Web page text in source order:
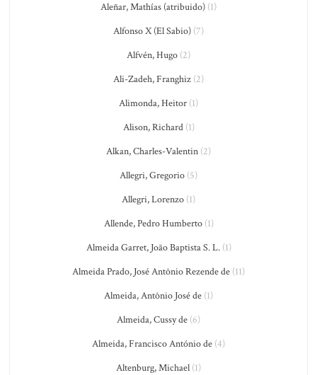
Aleñar, Mathías (atribuido) (1)
Alfonso X (El Sabio) (7)
Alfvén, Hugo (2)
Ali-Zadeh, Franghiz (2)
Alimonda, Heitor (1)
Alison, Richard(1)
Alkan, Charles-Valentin (2)
Allegri, Gregorio (5)
Allegri, Lorenzo (1)
Allende, Pedro Humberto(1)
Almeida Garret, João Baptista S. L.(1)
Almeida Prado, José Antônio Rezende de (11)
Almeida, Antônio José de (1)
Almeida, Cussy de (6)
Almeida, Francisco António de (4)
Altenburg, Michael (1)